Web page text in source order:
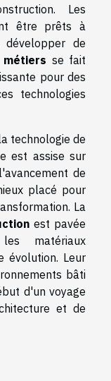
Les
être prêts à
de
métiers se fait
pour des
technologies
technologie de
est assise sur
de
placé pour
La
est pavée
matériaux
Leur
bâti
d'un voyage
et de